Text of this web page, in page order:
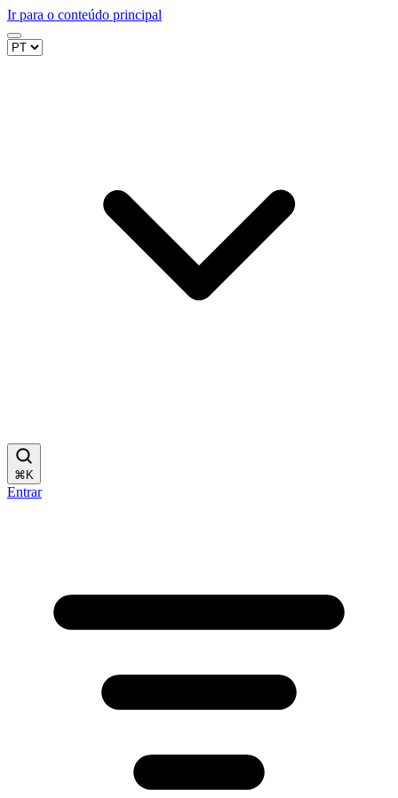
Ir para o conteúdo principal
⌘ K
Entrar